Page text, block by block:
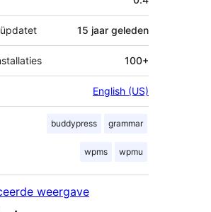
15 jaar geleden
100+
English (US)
buddypress grammar
wpms wpmu
weergave